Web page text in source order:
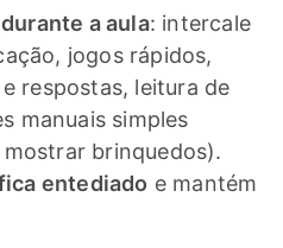
a aula: intercale
jogos rápidos,
respostas, leitura de
manuais simples
brinquedos).
entediado e mantém